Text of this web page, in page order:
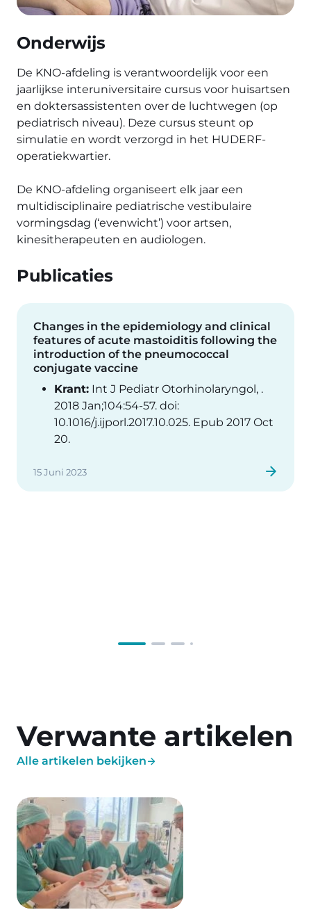
Onderwijs
De KNO-afdeling is verantwoordelijk voor een
jaarlijkse interuniversitaire cursus voor huisartsen
en doktersassistenten over de luchtwegen (op
pediatrisch niveau). Deze cursus steunt op
simulatie en wordt verzorgd in het HUDERF-
operatiekwartier.
De KNO-afdeling organiseert elk jaar een
multidisciplinaire pediatrische vestibulaire
vormingsdag (‘evenwicht’) voor artsen,
kinesitherapeuten en audiologen.
Publicaties
Changes in the epidemiology and clinical
features of acute mastoiditis following the
introduction of the pneumococcal
conjugate vaccine
Krant: Int J Pediatr Otorhinolaryngol, .
2018 Jan;104:54-57. doi:
10.1016/j.ijporl.2017.10.025. Epub 2017 Oct
20.
15 Juni 2023
Verwante artikelen
Alle artikelen bekijken
Image